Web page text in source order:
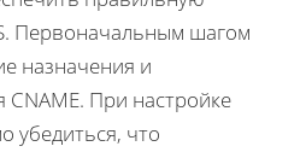
Первоначальным шагом
назначения и
При настройке
убедиться, что